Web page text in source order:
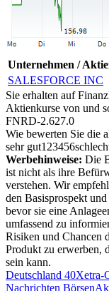
Unternehmen /
SALESFORCE INC
Sie erhalten auf
Aktienkurse von und
FNRD-2.627.0
Wie bewerten Sie die
sehr gut1 23456
Werbehinweise: Die
ist nicht als ihre
verstehen. Wir
den Basisprospekt
bevor sie eine
umfassend zu
Risiken und Chancen
Produkt zu erwerben,
sein kann.
Deutschland 40Xetra-
Nachrichten Börsen